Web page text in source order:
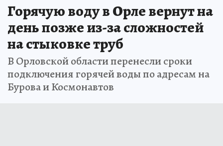
Горячую воду в Орле вернут на
день позже из-за сложностей
на стыковке труб
В Орловской области перенесли сроки
подключения горячей воды по адресам на
Бурова и Космонавтов